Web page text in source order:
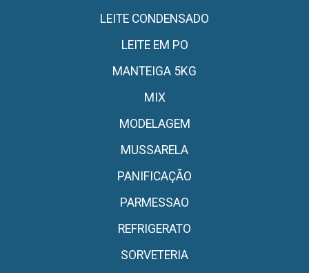
LEITE CONDENSADO
LEITE EM PO
MANTEIGA 5KG
MIX
MODELAGEM
MUSSARELA
PANIFICAÇÃO
PARMESSAO
REFRIGERATO
SORVETERIA